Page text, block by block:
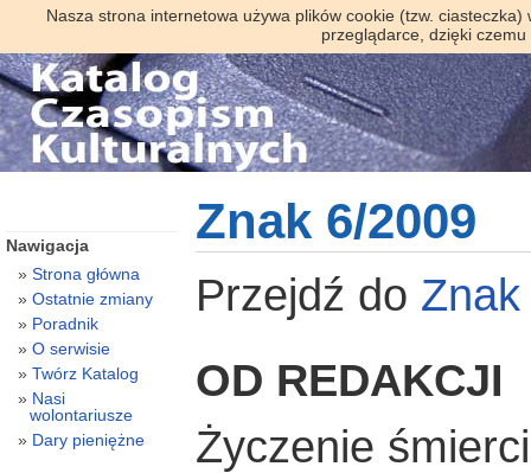
Nasza strona internetowa używa plików cookie (tzw.
przeglądarce, dzięki
Znak 6/2009
Przejdź do Znak
OD REDAKCJI
Życzenie śmierci
Nawigacja
Strona główna
Ostatnie zmiany
Poradnik
O serwisie
Twórz Katalog
Nasi
wolontariusze
Dary pieniężne